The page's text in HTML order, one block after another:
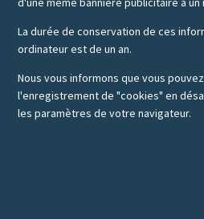
La durée de conservation de ces
ordinateur est de un an.
Nous vous informons que vous
l'enregistrement de "cookies" en
les paramètres de votre navigateur.